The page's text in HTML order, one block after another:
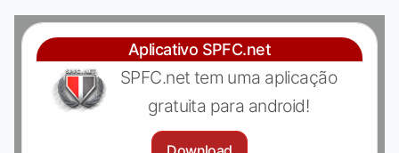
Aplicativo SPFC.net
SPFC.net tem uma aplicação
gratuita para android!